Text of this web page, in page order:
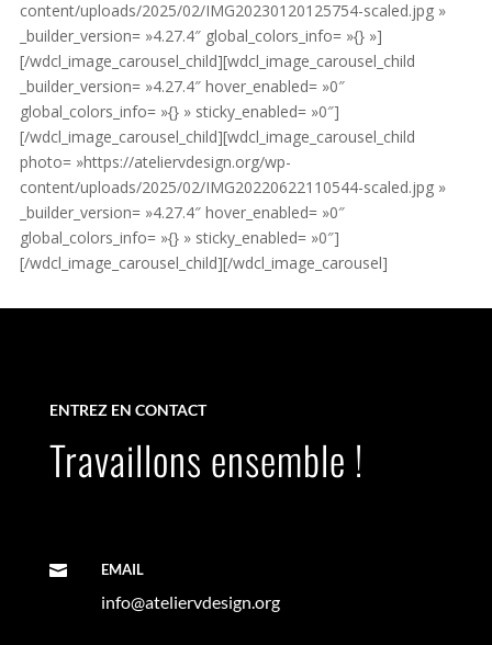
content/uploads/2025/02/IMG20230120125754-scaled.jpg »
_builder_version= »4.27.4″ global_colors_info= »{} »]
[/wdcl_image_carousel_child][wdcl_image_carousel_child
_builder_version= »4.27.4″ hover_enabled= »0″
global_colors_info= »{} » sticky_enabled= »0″]
[/wdcl_image_carousel_child][wdcl_image_carousel_child
photo= »https://ateliervdesign.org/wp-
content/uploads/2025/02/IMG20220622110544-scaled.jpg »
_builder_version= »4.27.4″ hover_enabled= »0″
global_colors_info= »{} » sticky_enabled= »0″]
[/wdcl_image_carousel_child][/wdcl_image_carousel]
ENTREZ EN CONTACT
Travaillons ensemble !
 EMAIL
info@ateliervdesign.org